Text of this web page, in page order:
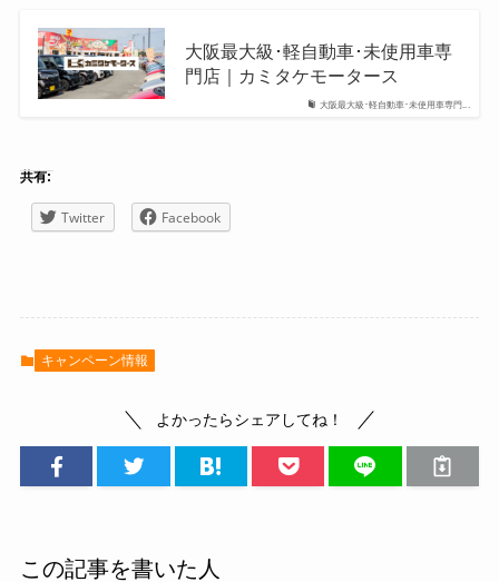
大阪最大級･軽自動車･未使用車専門...
大阪最大級･軽自動車･未使用車専
門店｜カミタケモータース
共有:
Twitter Facebook
キャンペーン情報
よかったらシェアしてね！
この記事を書いた人